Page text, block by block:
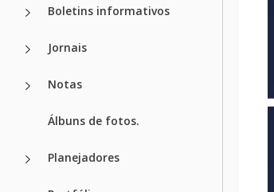
Boletins informativos
Jornais
Notas
Álbuns de fotos.
Planejadores